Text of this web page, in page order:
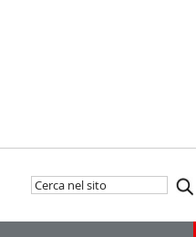
Cerca
nel
Inizia